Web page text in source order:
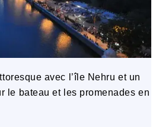
avec l’île Nehru et un
le bateau et les promenades en